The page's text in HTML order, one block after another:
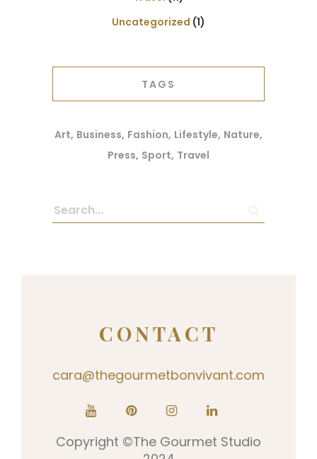
Uncategorized (1)
TAGS
Art Business Fashion Lifestyle Nature
Press Sport Travel
CONTACT
cara@thegourmetbonvivant.com
Copyright ©The Gourmet Studio